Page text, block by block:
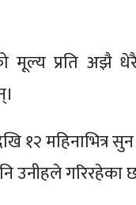
प्रति अझै धेरै
१२ महिनाभित्र
उनीहले गरिरहेका